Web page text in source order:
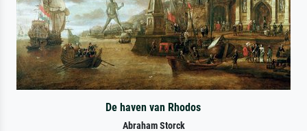
De haven van Rhodos
Abraham Storck